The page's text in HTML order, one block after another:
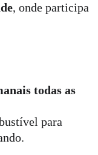
, onde participa
todas as
para